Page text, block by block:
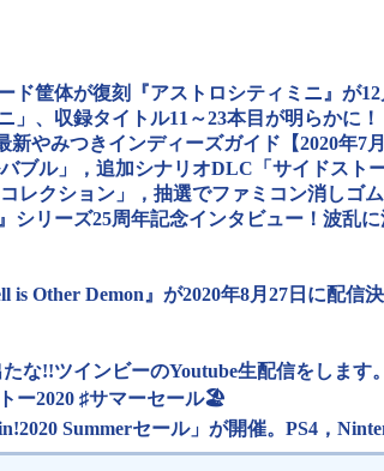
ド筐体が復刻『アストロシティミニ』が
」、収録タイトル11～23本目が明らかに！
新やみつきインディーズガイド【2020年7月
ブル」，追加シナリオDLC「サイドスト
レクション」，抽選でファミコン消しゴ
シリーズ25周年記念インタビュー！波乱
is Other Demon』が2020年8月27日に配信
な!!ツインビーのYoutube生配信をします。
ー2020 ♯サマーセール🏖
Summerセール」が開催。PS4，